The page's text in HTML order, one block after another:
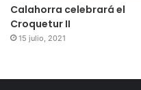
Calahorra celebrará el
Croquetur II
15 julio, 2021